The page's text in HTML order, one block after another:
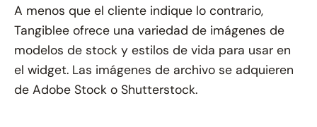
A menos que el cliente indique lo contrario,
Tangiblee ofrece una variedad de imágenes de
modelos de stock y estilos de vida para usar en
el widget. Las imágenes de archivo se adquieren
de Adobe Stock o Shutterstock.